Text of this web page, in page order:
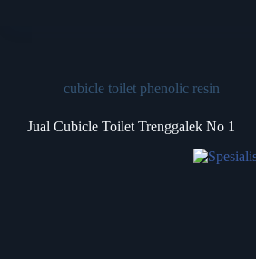
cubicle toilet phenolic resin
Jual Cubicle Toilet Trenggalek No 1